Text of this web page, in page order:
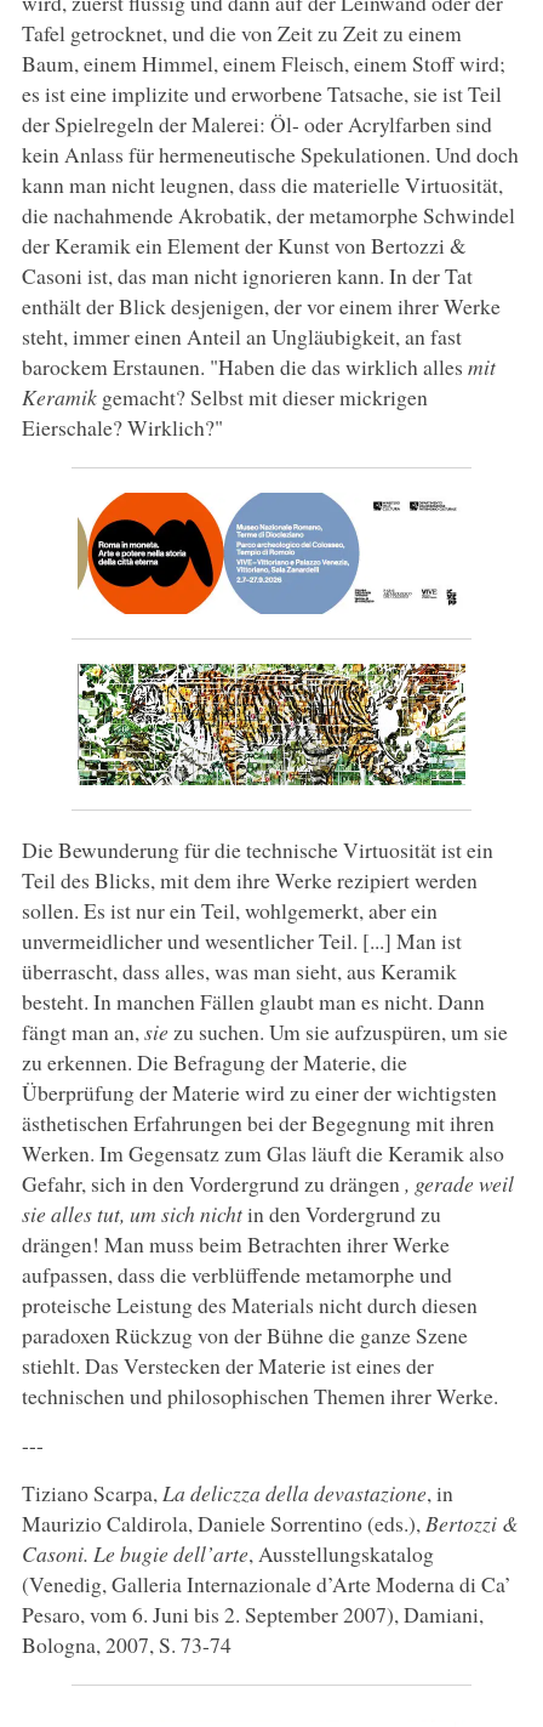
Tafel getrocknet, und die von Zeit zu Zeit zu einem
Baum, einem Himmel, einem Fleisch, einem Stoff wird;
es ist eine implizite und erworbene Tatsache, sie ist Teil
der Spielregeln der Malerei: Öl- oder Acrylfarben sind
kein Anlass für hermeneutische Spekulationen. Und doch
kann man nicht leugnen, dass die materielle Virtuosität,
die nachahmende Akrobatik, der metamorphe Schwindel
der Keramik ein Element der Kunst von Bertozzi &
Casoni ist, das man nicht ignorieren kann. In der Tat
enthält der Blick desjenigen, der vor einem ihrer Werke
steht, immer einen Anteil an Ungläubigkeit, an fast
barockem Erstaunen. "Haben die das wirklich alles mit
Keramikgemacht? Selbst mit dieser mickrigen
Eierschale? Wirklich?"
Die Bewunderung für die technische Virtuosität ist ein
Teil des Blicks, mit dem ihre Werke rezipiert werden
sollen. Es ist nur ein Teil, wohlgemerkt, aber ein
unvermeidlicher und wesentlicher Teil. [...] Man ist
überrascht, dass alles, was man sieht, aus Keramik
besteht. In manchen Fällen glaubt man es nicht. Dann
fängt man an,siezu suchen. Um sie aufzuspüren, um sie
zu erkennen. Die Befragung der Materie, die
Überprüfung der Materie wird zu einer der wichtigsten
ästhetischen Erfahrungen bei der Begegnung mit ihren
Werken. Im Gegensatz zum Glas läuft die Keramik also
Gefahr, sich in den Vordergrund zu drängen, gerade weil
sie alles tut, um sich nichtin den Vordergrund zu
drängen! Man muss beim Betrachten ihrer Werke
aufpassen, dass die verblüffende metamorphe und
proteische Leistung des Materials nicht durch diesen
paradoxen Rückzug von der Bühne die ganze Szene
stiehlt. Das Verstecken der Materie ist eines der
technischen und philosophischen Themen ihrer Werke.
---
Tiziano Scarpa,La deliczza della devastazione, in
Maurizio Caldirola, Daniele Sorrentino (eds.),Bertozzi &
Casoni. Le bugie dell’arte, Ausstellungskatalog
(Venedig, Galleria Internazionale d’Arte Moderna di Ca’
Pesaro, vom 6. Juni bis 2. September 2007), Damiani,
Bologna, 2007, S. 73-74